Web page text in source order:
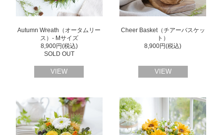
Autumn Wreath（オータムリー
ス）- Mサイズ
8,900円(税込)
SOLD OUT
VIEW
Cheer Basket（チアーバスケッ
ト）
8,900円(税込)
VIEW